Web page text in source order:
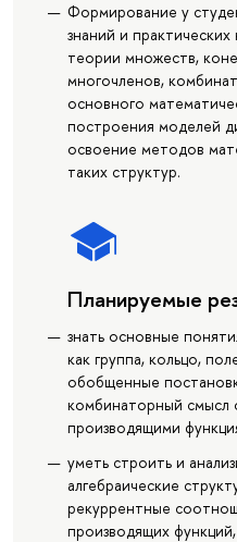
Формирование у
знаний и
теории множеств,
многочленов,
основного
построения моделей
освоение методов
таких структур.
Планируемые
знать основные
как группа, кольцо,
обобщенные
комбинаторный смысл
производящими
уметь строить и
алгебраические
рекуррентные
производящих